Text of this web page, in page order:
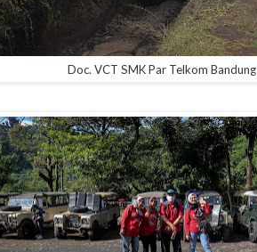
Doc. VCT SMK Par Telkom Bandung